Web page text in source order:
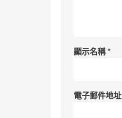
顯示名稱*
電子郵件地址